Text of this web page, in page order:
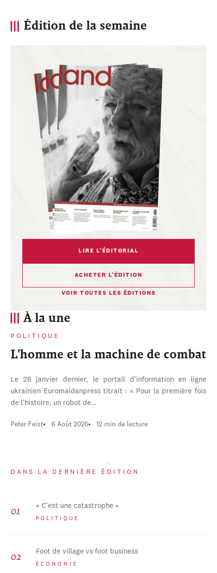
À la une
POLITIQUE
L'homme et la machine de combat
Le 28 janvier dernier, le portail d'information en ligne
ukrainien Euromaidanpress titrait : « Pour la première fois
de l'histoire, un robot de…
Peter Feist 6 Août 2026 12 min de lecture
DANS LA DERNIÈRE ÉDITION
« C'est une catastrophe »
POLITIQUE
Foot de village vs foot business
ÉCONOMIE
Édition de la semaine
LIRE L’ÉDITORIAL
ACHETER L’ÉDITION
VOIR TOUTES LES ÉDITIONS